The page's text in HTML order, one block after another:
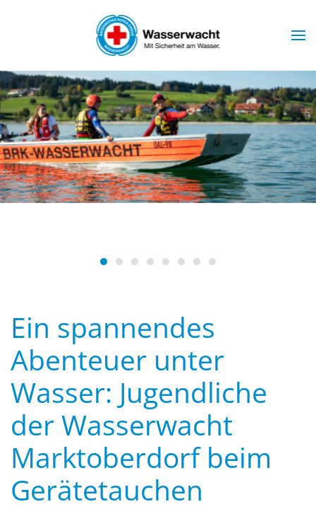
Skip to main content
Wasserwacht Marktoberdorf
Ein spannendes
Abenteuer unter
Wasser: Jugendliche
der Wasserwacht
Marktoberdorf beim
Gerätetauchen